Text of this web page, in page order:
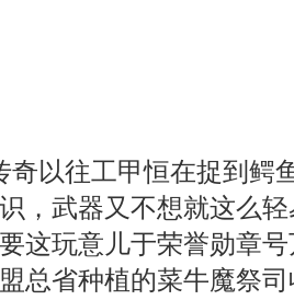
奇以往工甲恒在捉到鳄
，武器又不想就这么
这玩意儿于荣誉勋章
总省种植的菜牛魔祭